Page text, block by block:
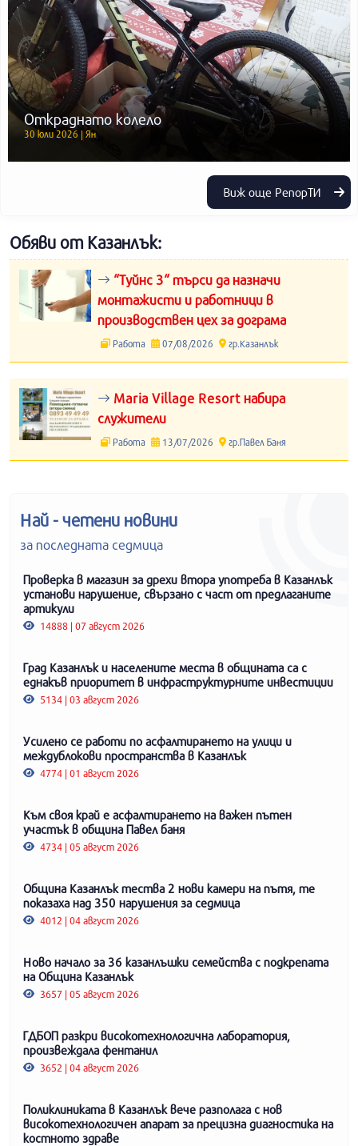
Откраднато колело
30 юли 2026 | Ян
Виж още РепорТИ
Обяви от Казанлък:
“Туйнс 3“ търси да назначи
монтажисти и работници в
производствен цех за дограма
Работа 07/08/2026 гр.Казанлък
Maria Village Resort набира
служители
Работа 13/07/2026 гр.Павел Баня
Най - четени новини
за последната седмица
Проверка в магазин за дрехи втора употреба в Казанлък
установи нарушение, свързано с част от предлаганите
артикули
14888 | 07 август 2026
Град Казанлък и населените места в общината са с
еднакъв приоритет в инфраструктурните инвестиции
5134 | 03 август 2026
Усилено се работи по асфалтирането на улици и
междублокови пространства в Казанлък
4774 | 01 август 2026
Към своя край е асфалтирането на важен пътен
участък в община Павел баня
4734 | 05 август 2026
Община Казанлък тества 2 нови камери на пътя, те
показаха над 350 нарушения за седмица
4012 | 04 август 2026
Ново начало за 36 казанлъшки семейства с подкрепата
на Община Казанлък
3657 | 05 август 2026
ГДБОП разкри високотехнологична лаборатория,
произвеждала фентанил
3652 | 04 август 2026
Поликлиниката в Казанлък вече разполага с нов
високотехнологичен апарат за прецизна диагностика на
костното здраве